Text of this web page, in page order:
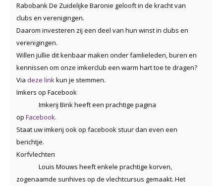
Rabobank De Zuidelijke Baronie gelooft in de kracht van
clubs en verenigingen.
Daarom investeren zij een deel van hun winst in clubs en
verenigingen.
Willen jullie dit kenbaar maken onder famlieleden, buren en
kennissen om onze imkerclub een warm hart toe te dragen?
Via deze link kun je stemmen.
Imkers op Facebook
Imkerij Bink heeft een prachtige pagina
op Facebook.
Staat uw imkerij ook op facebook stuur dan even een
berichtje.
Korfvlechten
Louis Mouws heeft enkele prachtige korven,
zogenaamde sunhives op de vlechtcursus gemaakt. Het